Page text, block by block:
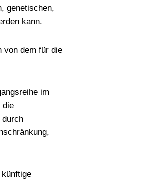
genetischen,
kann.
von dem für die
im
die
durch